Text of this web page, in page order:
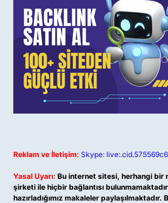
Reklam ve İletişim: Skype:
Yasal Uyarı: Bu internet sitesi, herhangi bir
şirketi ile hiçbir bağlantısı
hazırladığımız makaleler